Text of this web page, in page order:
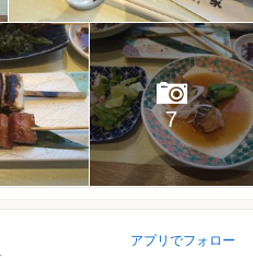
7
アプリでフォロー